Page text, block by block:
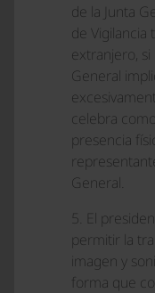
de la Junta
de Vigilancia
extranjero, si
General
celebra
presencia
General.
5. El
permitir la
imagen y
forma que